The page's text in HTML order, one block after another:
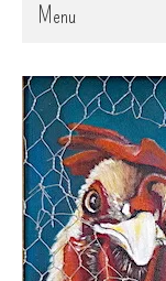
Menu
Accueil
Articles
A propos
Boutique
Les Créations